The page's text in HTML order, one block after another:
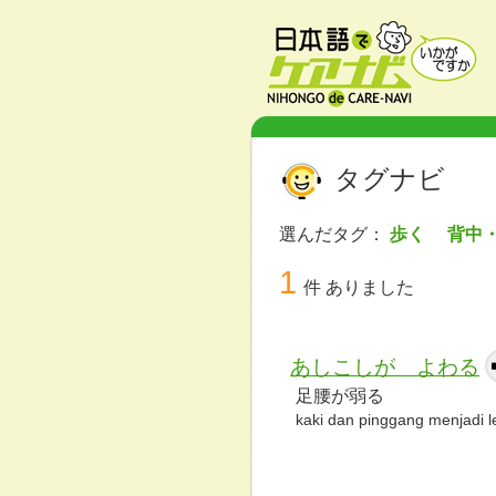
タグナビ
選んだタグ： 歩く 背中
1 件 ありました
あしこしが よわる
足腰が弱る
kaki dan pinggang menjadi